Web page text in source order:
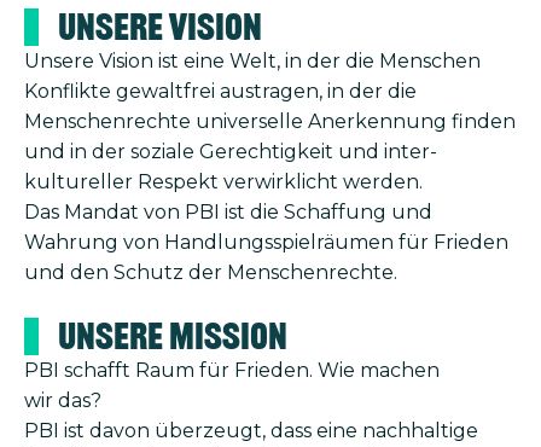
Unsere Vision
Unsere Vision ist eine Welt, in der die Menschen
Konflikte gewaltfrei aus­tragen, in der die
Menschenrechte uni­verselle Anerkennung finden
und in der soziale Gerechtigkeit und inter­
kultureller Respekt verwirklicht werden.
Das Mandat von PBI ist die Schaffung und
Wahrung von Handlungsspiel­räumen für Frieden
und den Schutz der Menschenrechte.
Unsere Mission
PBI schafft Raum für Frieden. Wie machen
wir das?
PBI ist davon überzeugt, dass eine nachhaltige